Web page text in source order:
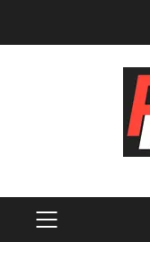
PRIMARY
MENU